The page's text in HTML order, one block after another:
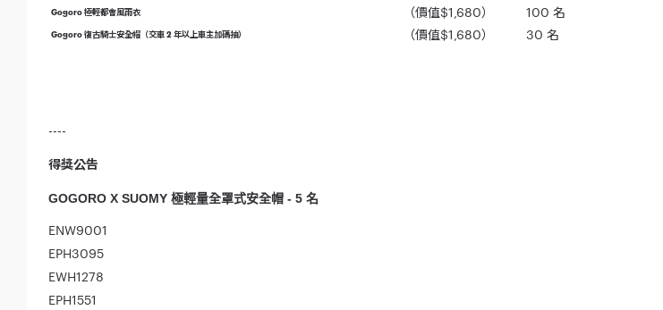
Gogoro 極輕都會風雨衣 （價值$1,680） 100 名
Gogoro 復古騎士安全帽（交車 2 年以上車主加碼抽） （價值$1,680） 30 名
----
得獎公告
GOGORO X SUOMY 極輕量全罩式安全帽 - 5 名
ENW9001
EPH3095
EWH1278
EPH1551